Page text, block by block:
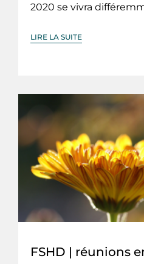
2020 se vivra
LIRE LA SUITE
FSHD | réunions